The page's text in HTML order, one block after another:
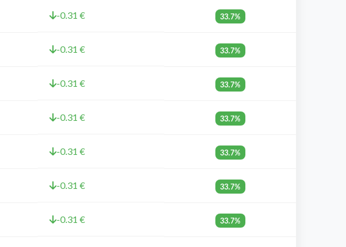
-0.31 € 33.7%
-0.31 € 33.7%
-0.31 € 33.7%
-0.31 € 33.7%
-0.31 € 33.7%
-0.31 € 33.7%
-0.31 € 33.7%